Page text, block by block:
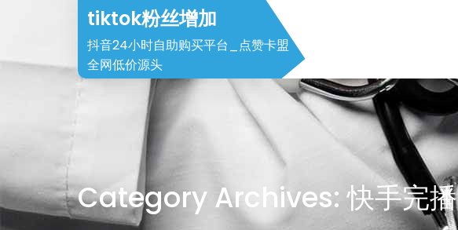
tiktok粉丝增加
抖音24小时自助购买平台_点赞卡盟
全网低价源头
Category Archives: 快手完播